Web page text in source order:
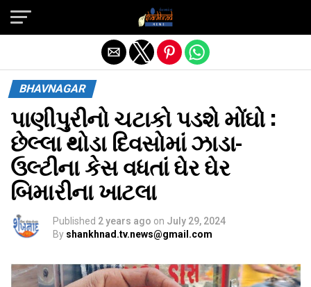
BHAVNAGAR
પાણીપુરીનો ચટાકો પડશે મોંઘો :
છેલ્લા થોડા દિવસોમાં ઝાડા-
ઉલ્ટીના કેસ વધતાં ઘેર ઘેર
બિમારીના ખાટલા
Published 2 years ago on July 29, 2024
By shankhnad.tv.news@gmail.com
Exit mobile version